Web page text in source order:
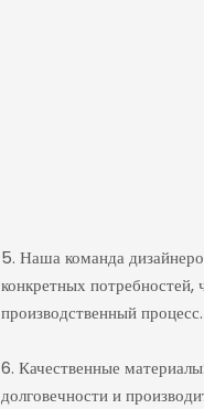
5. Наша команда
конкретных
производственный процесс.
6. Качественные
долговечности и